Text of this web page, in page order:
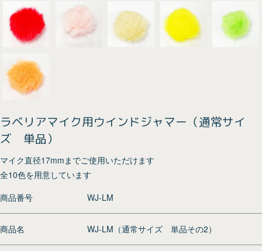
ラベリアマイク用ウインドジャマー（通常サイ
ズ 単品）
マイク直径17mmまでご使用いただけます
全10色を用意しています
商品番号
WJ-LM
商品名 WJ-LM（通常サイズ 単品その2）